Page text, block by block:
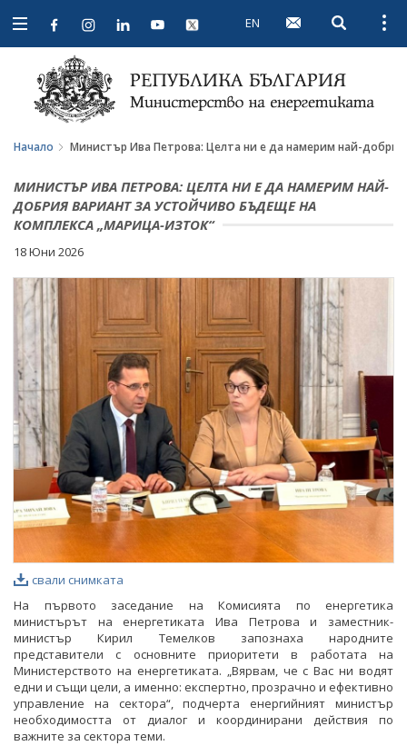
Open
navigation
EN Open
Начало Министър Ива Петрова: Целта ни е да намерим най-
МИНИСТЪР ИВА ПЕТРОВА: ЦЕЛТА НИ Е ДА НАМЕРИМ НАЙ-
ДОБРИЯ ВАРИАНТ ЗА УСТОЙЧИВО БЪДЕЩЕ НА
КОМПЛЕКСА „МАРИЦА-ИЗТОК“
18 Юни 2026
свали снимката
На първото заседание на Комисията по енергетика
министърът на енергетиката Ива Петрова и заместник-
министър Кирил Темелков запознаха народните
представители с основните приоритети в работата на
Министерството на енергетиката. „Вярвам, че с Вас ни водят
едни и същи цели, а именно: експертно, прозрачно и ефективно
управление на сектора“, подчерта енергийният министър
необходимостта от диалог и координирани действия по
важните за сектора теми.